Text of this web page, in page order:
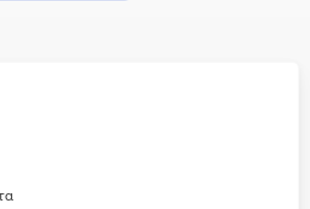
συνεχίζεται...